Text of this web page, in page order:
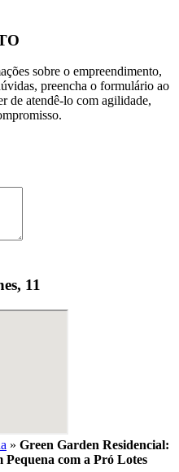
sobre o empreendimento,
preencha o formulário ao
de atendê-lo com agilidade,
11
» Green Garden Residencial:
com a Pró Lotes